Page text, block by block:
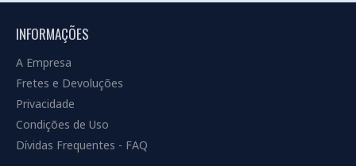
INFORMAÇÕES
A Empresa
Fretes e Devoluções
Privacidade
Condições de Uso
Dívidas Frequentes - FAQ